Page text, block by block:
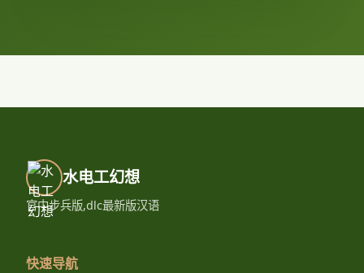
水电工幻想
官中步兵版,dlc最新版汉语
快速导航